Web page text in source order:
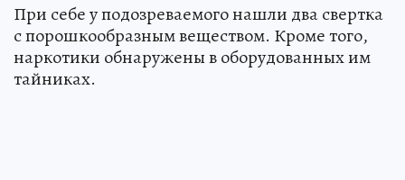
При себе у подозреваемого нашли два свертка
с порошкообразным веществом. Кроме того,
наркотики обнаружены в оборудованных им
тайниках.